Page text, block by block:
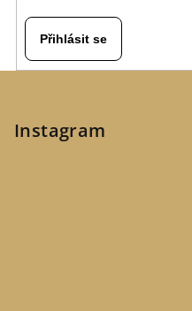
Přihlásit se
Instagram